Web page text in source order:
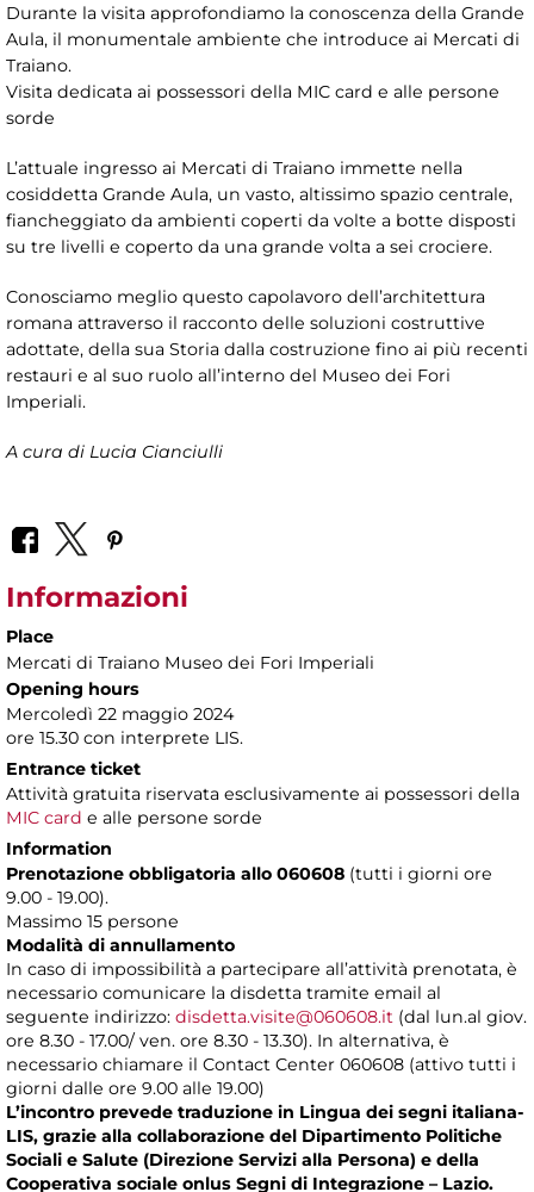
Durante la visita approfondiamo la conoscenza della Grande
Aula, il monumentale ambiente che introduce ai Mercati di
Traiano.
Visita dedicata ai possessori della MIC card e alle persone
sorde
L’attuale ingresso ai Mercati di Traiano immette nella
cosiddetta Grande Aula, un vasto, altissimo spazio centrale,
fiancheggiato da ambienti coperti da volte a botte disposti
su tre livelli e coperto da una grande volta a sei crociere.
Conosciamo meglio questo capolavoro dell’architettura
romana attraverso il racconto delle soluzioni costruttive
adottate, della sua Storia dalla costruzione fino ai più recenti
restauri e al suo ruolo all’interno del Museo dei Fori
Imperiali.
A cura di Lucia Cianciulli
Informazioni
Place
Mercati di Traiano Museo dei Fori Imperiali
Opening hours
Mercoledì 22 maggio 2024
ore 15.30 con interprete LIS.
Entrance ticket
Attività gratuita riservata esclusivamente ai possessori della
MIC card e alle persone sorde
Information
Prenotazione obbligatoria allo 060608 (tutti i giorni ore
9.00 - 19.00).
Massimo 15 persone
Modalità di annullamento
In caso di impossibilità a partecipare all’attività prenotata, è
necessario comunicare la disdetta tramite email al
seguente indirizzo: disdetta.visite@060608.it (dal lun.al giov.
ore 8.30 - 17.00/ ven. ore 8.30 - 13.30). In alternativa, è
necessario chiamare il Contact Center 060608 (attivo tutti i
giorni dalle ore 9.00 alle 19.00)
L’incontro prevede traduzione in Lingua dei segni italiana-
LIS, grazie alla collaborazione del Dipartimento Politiche
Sociali e Salute (Direzione Servizi alla Persona) e della
Cooperativa sociale onlus Segni di Integrazione – Lazio.